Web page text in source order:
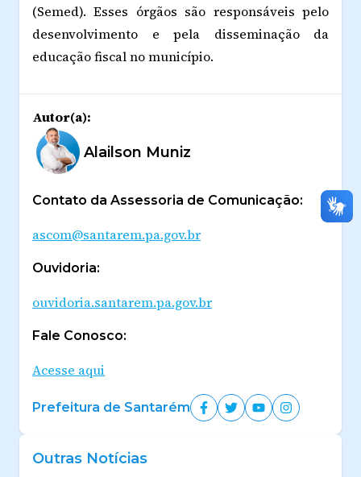
(Semed). Esses órgãos são responsáveis pelo
desenvolvimento e pela disseminação da
educação fiscal no município.
Autor(a):
Alailson Muniz
Contato da Assessoria de Comunicação:
ascom@santarem.pa.gov.br
Ouvidoria:
ouvidoria.santarem.pa.gov.br
Fale Conosco:
Acesse aqui
Prefeitura de Santarém
Outras Notícias